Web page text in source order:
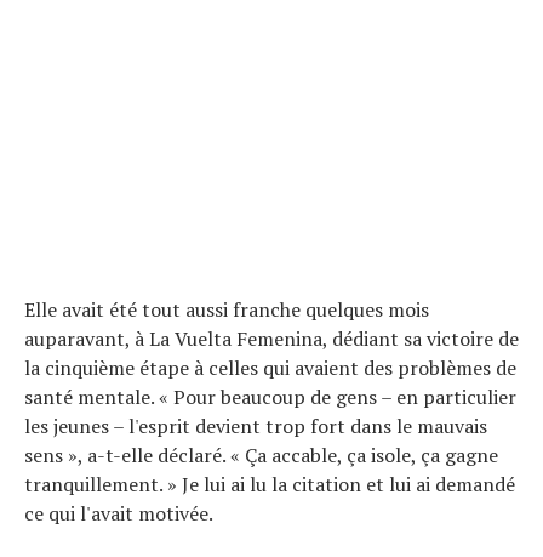
Elle avait été tout aussi franche quelques mois
auparavant, à La Vuelta Femenina, dédiant sa victoire de
la cinquième étape à celles qui avaient des problèmes de
santé mentale. « Pour beaucoup de gens – en particulier
les jeunes – l'esprit devient trop fort dans le mauvais
sens », a-t-elle déclaré. « Ça accable, ça isole, ça gagne
tranquillement. » Je lui ai lu la citation et lui ai demandé
ce qui l'avait motivée.